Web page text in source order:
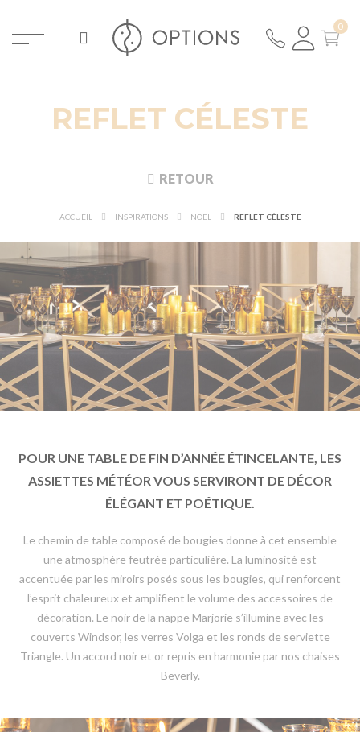
REFLET CÉLESTE
RETOUR
ACCUEIL INSPIRATIONS NOËL REFLET CÉLESTE
POUR UNE TABLE DE FIN D’ANNÉE ÉTINCELANTE, LES
ASSIETTES MÉTÉOR VOUS SERVIRONT DE DÉCOR
ÉLÉGANT ET POÉTIQUE.
Le chemin de table composé de bougies donne à cet ensemble
une atmosphère feutrée particulière. La luminosité est
accentuée par les miroirs posés sous les bougies, qui renforcent
l’esprit chaleureux et amplifient le volume des accessoires de
décoration. Le noir de la nappe Marjorie s’illumine avec les
couverts Windsor, les verres Volga et les ronds de serviette
Triangle. Un accord noir et or repris en harmonie par nos chaises
Beverly.